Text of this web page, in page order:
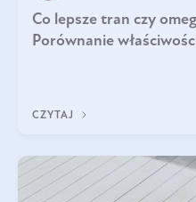
Co lepsze tran czy
Porównanie
CZYTAJ